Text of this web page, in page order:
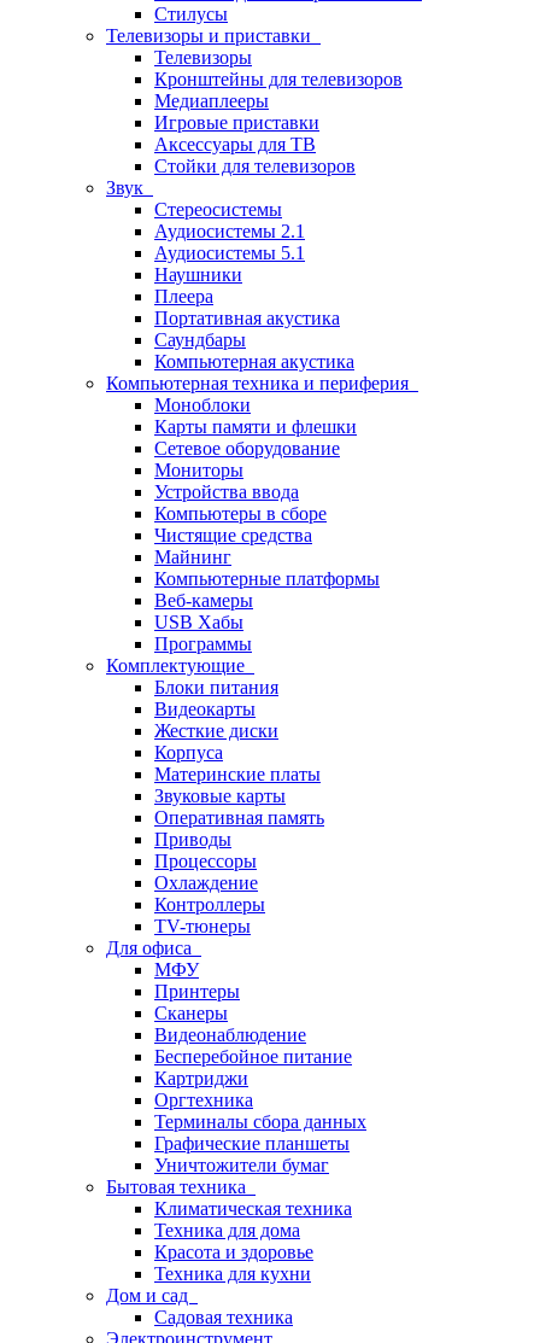
Стилусы
Телевизоры и приставки
Телевизоры
Кронштейны для телевизоров
Медиаплееры
Игровые приставки
Аксессуары для ТВ
Стойки для телевизоров
Звук
Стереосистемы
Аудиосистемы 2.1
Аудиосистемы 5.1
Наушники
Плеера
Портативная акустика
Саундбары
Компьютерная акустика
Компьютерная техника и периферия
Моноблоки
Карты памяти и флешки
Сетевое оборудование
Мониторы
Устройства ввода
Компьютеры в сборе
Чистящие средства
Майнинг
Компьютерные платформы
Веб-камеры
USB Хабы
Программы
Комплектующие
Блоки питания
Видеокарты
Жесткие диски
Корпуса
Материнские платы
Звуковые карты
Оперативная память
Приводы
Процессоры
Охлаждение
Контроллеры
TV-тюнеры
Для офиса
МФУ
Принтеры
Сканеры
Видеонаблюдение
Бесперебойное питание
Картриджи
Оргтехника
Терминалы сбора данных
Графические планшеты
Уничтожители бумаг
Бытовая техника
Климатическая техника
Техника для дома
Красота и здоровье
Техника для кухни
Дом и сад
Садовая техника
Электроинструмент